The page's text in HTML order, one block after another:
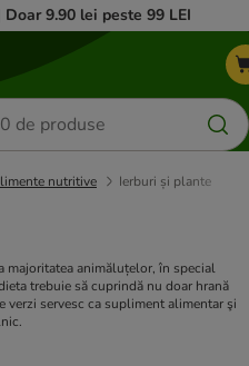
9.90 lei peste 99 LEI
nutritive Ierburi și plante
majoritatea animăluțelor, în special
trebuie să cuprindă nu doar hrană
servesc ca supliment alimentar şi